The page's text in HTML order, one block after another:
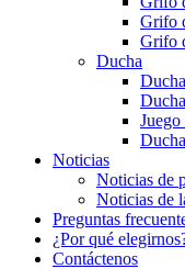
Grifo
Grifo
Ducha
Juego
Noticias
Noticias de
Noticias de
Preguntas
¿Por qué
Contáctenos